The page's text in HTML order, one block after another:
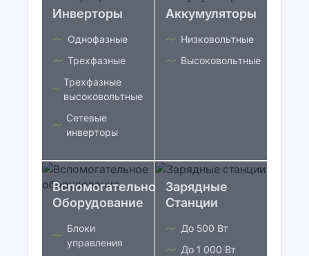
Инверторы
Однофазные
Трехфазные
Трехфазные
высоковольтные
Сетевые
инверторы
Аккумуляторы
Низковольтные
Высоковольтные
Вспомогательное
Оборудование
Блоки
управления
Зарядные
Станции
До 500 Вт
До 1 000 Вт